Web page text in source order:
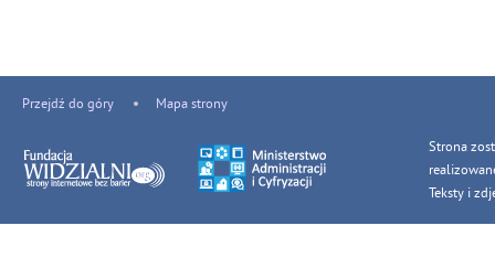
Przejdź do góry Mapa strony
Strona
Teksty i